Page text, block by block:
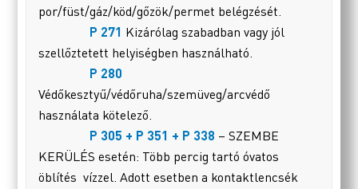
por/füst/gáz/köd/gőzök/permet belégzését.
P 271 Kizárólag szabadban vagy jól
szellőztetett helyiségben használható.
P 280
Védőkesztyű/védőruha/szemüveg/arcvédő
használata kötelező.
P 305 + P 351 + P 338 – SZEMBE
KERÜLÉS esetén: Több percig tartó óvatos
öblítés vízzel. Adott esetben a kontaktlencsék